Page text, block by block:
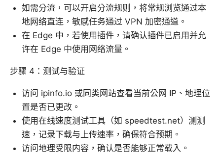
如需分流，可以开启分流规则，将常规浏览通过本
地网络直连，敏感任务通过 VPN 加密通道。
在 Edge 中，若使用插件，请确认插件已启用并允
许在 Edge 中使用网络流量。
步骤 4：测试与验证
访问 ipinfo.io 或同类网站查看当前公网 IP、地理位
置是否已更改。
使用在线速度测试工具（如 speedtest.net）测测
速，记录下载与上传速率，确保符合预期。
访问地理受限内容，确认是否能够正常载入。